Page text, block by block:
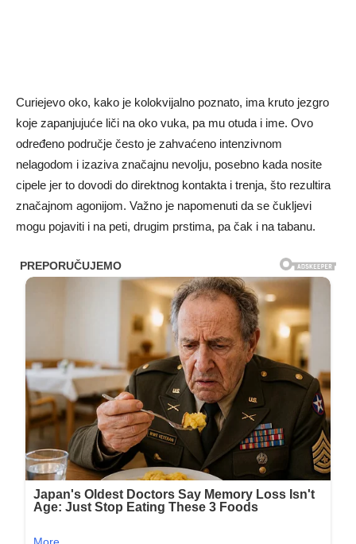
Curiejevo oko, kako je kolokvijalno poznato, ima kruto jezgro
koje zapanjujuće liči na oko vuka, pa mu otuda i ime. Ovo
određeno područje često je zahvaćeno intenzivnom
nelagodom i izaziva značajnu nevolju, posebno kada nosite
cipele jer to dovodi do direktnog kontakta i trenja, što rezultira
značajnom agonijom. Važno je napomenuti da se čukljevi
mogu pojaviti i na peti, drugim prstima, pa čak i na tabanu.